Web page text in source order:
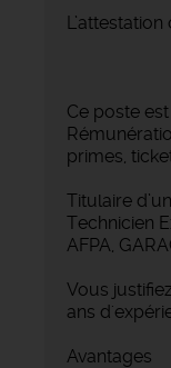
Ce poste
primes,
Titulaire
Technicien
AFPA,
Vous
ans
Avantages